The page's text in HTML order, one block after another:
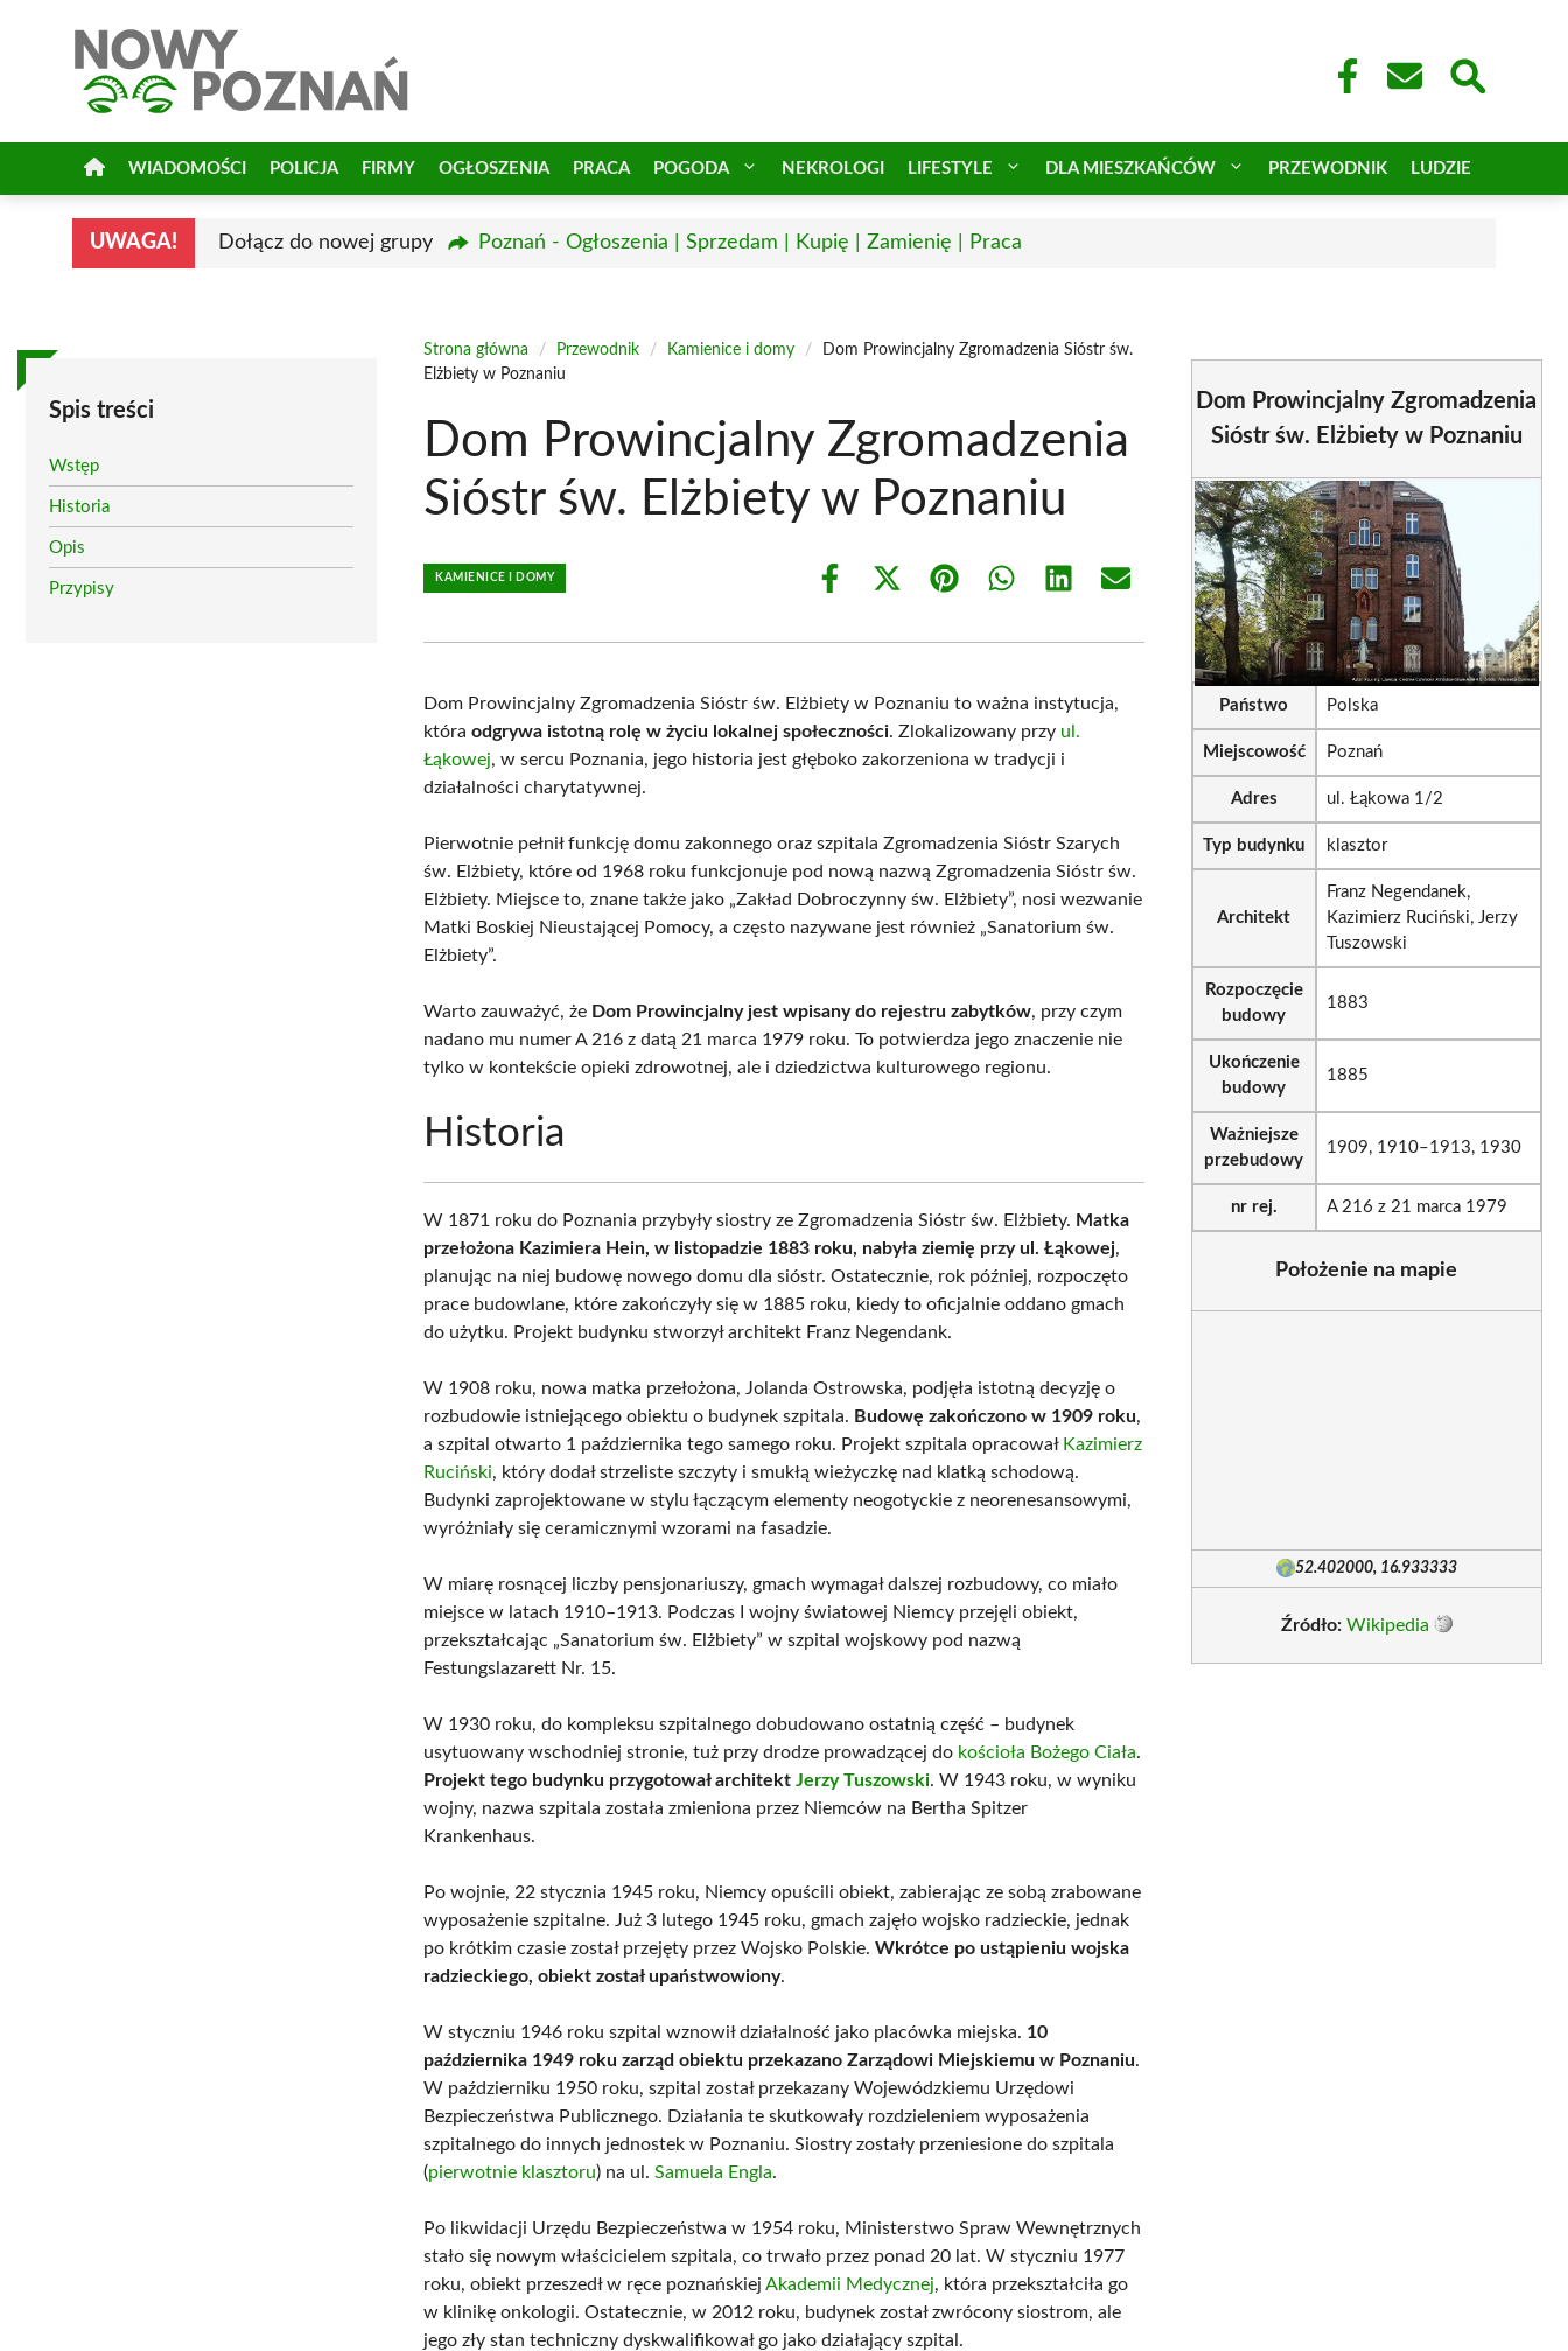
WIADOMOŚCI POLICJA FIRMY OGŁOSZENIA PRACA POGODA NEKROLOGI LIFESTYLE DLA MIESZKAŃCÓW PRZEWODNIK LUDZIE
UWAGA! Dołącz do nowej grupy Poznań - Ogłoszenia | Sprzedam | Kupię | Zamienię | Praca
Spis treści
Wstęp
Historia
Opis
Przypisy
Strona główna / Przewodnik / Kamienice i domy /
Dom Prowincjalny Zgromadzenia Sióstr św.
Elżbiety w Poznaniu
Dom Prowincjalny Zgromadzenia
Sióstr św. Elżbiety w Poznaniu
KAMIENICE I DOMY
Share
Share
(Twitter)
Share Share Share Share
Dom Prowincjalny Zgromadzenia Sióstr św. Elżbiety w Poznaniu to ważna instytucja,
któraodgrywa istotną rolę w życiu lokalnej społeczności. Zlokalizowany przy ul.
Łąkowej, w sercu Poznania, jego historia jest głęboko zakorzeniona w tradycji i
działalności charytatywnej.
Pierwotnie pełnił funkcję domu zakonnego oraz szpitala Zgromadzenia Sióstr Szarych
św. Elżbiety, które od 1968 roku funkcjonuje pod nową nazwą Zgromadzenia Sióstr św.
Elżbiety. Miejsce to, znane także jako „Zakład Dobroczynny św. Elżbiety”, nosi wezwanie
Matki Boskiej Nieustającej Pomocy, a często nazywane jest również „Sanatorium św.
Elżbiety”.
Warto zauważyć, że Dom Prowincjalny jest wpisany do rejestru zabytków, przy czym
nadano mu numer A 216 z datą 21 marca 1979 roku. To potwierdza jego znaczenie nie
tylko w kontekście opieki zdrowotnej, ale i dziedzictwa kulturowego regionu.
Historia
W 1871 roku do Poznania przybyły siostry ze Zgromadzenia Sióstr św. Elżbiety. Matka
przełożona Kazimiera Hein, w listopadzie 1883 roku, nabyła ziemię przy ul. Łąkowej,
planując na niej budowę nowego domu dla sióstr. Ostatecznie, rok później, rozpoczęto
prace budowlane, które zakończyły się w 1885 roku, kiedy to oficjalnie oddano gmach
do użytku. Projekt budynku stworzył architekt Franz Negendank.
W 1908 roku, nowa matka przełożona, Jolanda Ostrowska, podjęła istotną decyzję o
rozbudowie istniejącego obiektu o budynek szpitala. Budowę zakończono w 1909 roku,
a szpital otwarto 1 października tego samego roku. Projekt szpitala opracował Kazimierz
Ruciński, który dodał strzeliste szczyty i smukłą wieżyczkę nad klatką schodową.
Budynki zaprojektowane w stylu łączącym elementy neogotyckie z neorenesansowymi,
wyróżniały się ceramicznymi wzorami na fasadzie.
W miarę rosnącej liczby pensjonariuszy, gmach wymagał dalszej rozbudowy, co miało
miejsce w latach 1910–1913. Podczas I wojny światowej Niemcy przejęli obiekt,
przekształcając „Sanatorium św. Elżbiety” w szpital wojskowy pod nazwą
Festungslazarett Nr. 15.
W 1930 roku, do kompleksu szpitalnego dobudowano ostatnią część – budynek
usytuowany wschodniej stronie, tuż przy drodze prowadzącej do kościoła Bożego Ciała.
Projekt tego budynku przygotował architektJerzy Tuszowski. W 1943 roku, w wyniku
wojny, nazwa szpitala została zmieniona przez Niemców na Bertha Spitzer
Krankenhaus.
Po wojnie, 22 stycznia 1945 roku, Niemcy opuścili obiekt, zabierając ze sobą zrabowane
wyposażenie szpitalne. Już 3 lutego 1945 roku, gmach zajęło wojsko radzieckie, jednak
po krótkim czasie został przejęty przez Wojsko Polskie.Wkrótce po ustąpieniu wojska
radzieckiego, obiekt został upaństwowiony.
W styczniu 1946 roku szpital wznowił działalność jako placówka miejska. 10
października 1949 roku zarząd obiektu przekazano Zarządowi Miejskiemu w Poznaniu.
W październiku 1950 roku, szpital został przekazany Wojewódzkiemu Urzędowi
Bezpieczeństwa Publicznego. Działania te skutkowały rozdzieleniem wyposażenia
szpitalnego do innych jednostek w Poznaniu. Siostry zostały przeniesione do szpitala
(pierwotnie klasztoru) na ul.Samuela Engla.
Po likwidacji Urzędu Bezpieczeństwa w 1954 roku, Ministerstwo Spraw Wewnętrznych
stało się nowym właścicielem szpitala, co trwało przez ponad 20 lat. W styczniu 1977
roku, obiekt przeszedł w ręce poznańskiejAkademii Medycznej, która przekształciła go
w klinikę onkologii. Ostatecznie, w 2012 roku, budynek został zwrócony siostrom, ale
jego zły stan techniczny dyskwalifikował go jako działający szpital.
Dom Prowincjalny Zgromadzenia
Sióstr św. Elżbiety w Poznaniu
Państwo Polska
Miejscowość Poznań
Adres ul. Łąkowa 1/2
Typ budynku klasztor
Architekt
Franz Negendanek,
Kazimierz Ruciński, Jerzy
Tuszowski
Rozpoczęcie
budowy
1883
Ukończenie
budowy
1885
Ważniejsze
przebudowy
1909, 1910–1913, 1930
nr rej. A 216 z 21 marca 1979
Położenie na mapie
52.402000, 16.933333
Źródło: Wikipedia